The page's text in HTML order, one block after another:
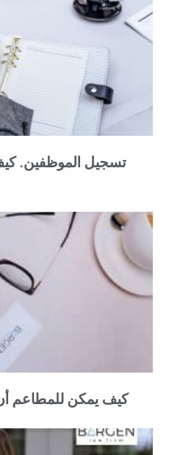
تسجيل الموظفين.
كيف يمكن للمطاعم